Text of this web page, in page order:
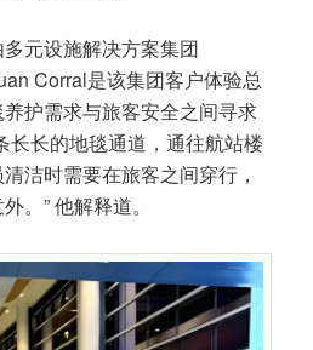
元设施解决方案集团
Corral是该集团客户体验总
护需求与旅客安全之间寻求
长长的地毯通道，通往航站楼
洁时需要在旅客之间穿行，
。” 他解释道。